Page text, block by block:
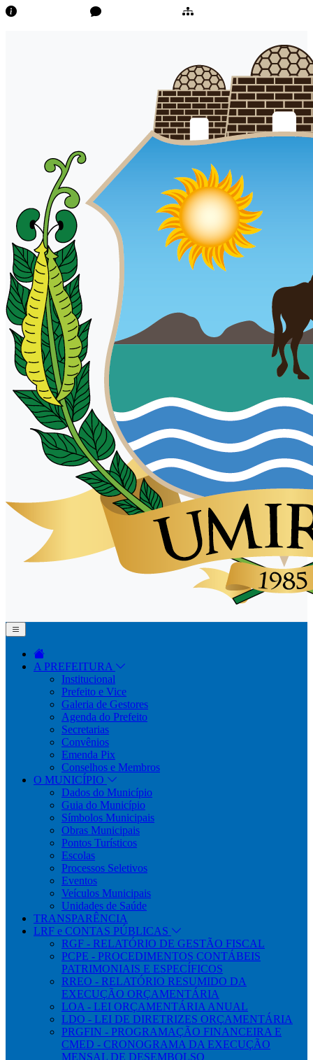
A PREFEITURA
Institucional
Prefeito e Vice
Galeria de Gestores
Agenda do Prefeito
Secretarias
Convênios
Emenda Pix
Conselhos e Membros
O MUNICÍPIO
Dados do Município
Guia do Município
Símbolos Municipais
Obras Municipais
Pontos Turísticos
Escolas
Processos Seletivos
Eventos
Veículos Municipais
Unidades de Saúde
TRANSPARÊNCIA
LRF e CONTAS PÚBLICAS
RGF - RELATÓRIO DE GESTÃO FISCAL
PCPE - PROCEDIMENTOS CONTÁBEIS
PATRIMONIAIS E ESPECÍFICOS
RREO - RELATÓRIO RESUMIDO DA
EXECUÇÃO ORÇAMENTÁRIA
LOA - LEI ORÇAMENTÁRIA ANUAL
LDO - LEI DE DIRETRIZES ORÇAMENTÁRIA
PRGFIN - PROGRAMAÇÃO FINANCEIRA E
CMED - CRONOGRAMA DA EXECUÇÃO
MENSAL DE DESEMBOLSO